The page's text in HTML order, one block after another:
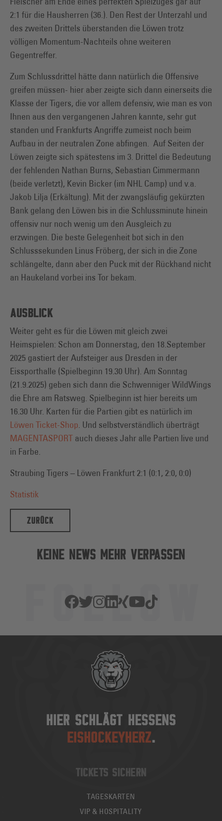
2:1 für die Hausherren (36.). Den Rest der Unterzahl und
des zweiten Drittels überstanden die Löwen trotz
völligen Momentum-Nachteils ohne weiteren
Gegentreffer.
Zum Schlussdrittel hätte dann natürlich die Offensive
greifen müssen- hier aber zeigte sich dann einerseits die
Klasse der Tigers, die vor allem defensiv, wie man es von
Ihnen aus den vergangenen Jahren kannte, sehr gut
standen und Frankfurts Angriffe zumeist noch beim
Aufbau in der neutralen Zone abfingen. Auf Seiten der
Löwen zeigte sich spätestens im 3. Drittel die Bedeutung
der fehlenden Nathan Burns, Sebastian Cimmermann
(beide verletzt), Kevin Bicker (im NHL Camp) und v.a.
Jakob Lilja (Erkältung). Mit der zwangsläufig gekürzten
Bank gelang den Löwen bis in die Schlussminute hinein
offensiv nur noch wenig um den Ausgleich zu
erzwingen. Die beste Gelegenheit bot sich in den
Schlusssekunden Linus Fröberg, der sich in die Zone
schlängelte, dann aber den Puck mit der Rückhand nicht
an Haukeland vorbei ins Tor bekam.
AUSBLICK
Weiter geht es für die Löwen mit gleich zwei
Heimspielen: Schon am Donnerstag, den 18.September
2025 gastiert der Aufsteiger aus Dresden in der
Eissporthalle (Spielbeginn 19.30 Uhr). Am Sonntag
(21.9.2025) geben sich dann die Schwenniger WildWings
die Ehre am Ratsweg. Spielbeginn ist hier bereits um
16.30 Uhr. Karten für die Partien gibt es natürlich im
Löwen Ticket-Shop. Und selbstverständlich überträgt
MAGENTASPORT auch dieses Jahr alle Partien live und
in Farbe.
Straubing Tigers – Löwen Frankfurt 2:1 (0:1, 2:0, 0:0)
Statistik
ZURÜCK
KEINE NEWS MEHR VERPASSEN
HIER SCHLÄGT HESSENS
EISHOCKEYHERZ.
TICKETS SICHERN
TAGESKARTEN
VIP & HOSPITALITY